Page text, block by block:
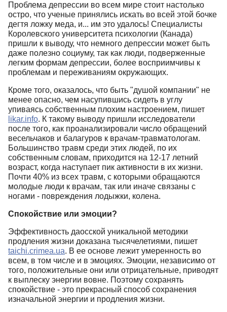
Проблема депрессии во всем мире стоит настолько
остро, что ученые принялись искать во всей этой бочке
дегтя ложку меда, и... им это удалось! Специалисты
Королевского университета психологии (Канада)
пришли к выводу, что немного депрессии может быть
даже полезно социуму, так как люди, подверженные
легким формам депрессии, более восприимчивы к
проблемам и переживаниям окружающих.
Кроме того, оказалось, что быть "душой компании" не
менее опасно, чем насупившись сидеть в углу
упиваясь собственным плохим настроением, пишет
likar.info. К такому выводу пришли исследователи
после того, как проанализировали число обращений
весельчаков и балагуров к врачам-травматологам.
Большинство травм среди этих людей, по их
собственным словам, приходится на 12-17 летний
возраст, когда наступает пик активности в их жизни.
Почти 40% из всех травм, с которыми обращаются
молодые люди к врачам, так или иначе связаны с
ногами - повреждения лодыжки, колена.
Спокойствие или эмоции?
Эффективность даосской уникальной методики
продления жизни доказана тысячелетиями, пишет
taichi.crimea.ua. В ее основе лежит умеренность во
всем, в том числе и в эмоциях. Эмоции, независимо от
того, положительные они или отрицательные, приводят
к выплеску энергии вовне. Поэтому сохранять
спокойствие - это прекрасный способ сохранения
изначальной энергии и продления жизни.